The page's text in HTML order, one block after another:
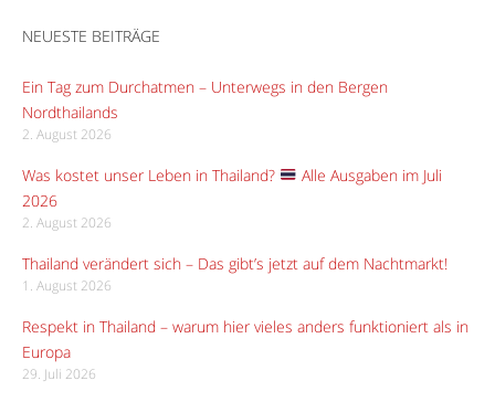
NEUESTE BEITRÄGE
Ein Tag zum Durchatmen – Unterwegs in den Bergen
Nordthailands
2. August 2026
Was kostet unser Leben in Thailand?
Alle Ausgaben im Juli
2026
2. August 2026
Thailand verändert sich – Das gibt’s jetzt auf dem Nachtmarkt!
1. August 2026
Respekt in Thailand – warum hier vieles anders funktioniert als in
Europa
29. Juli 2026